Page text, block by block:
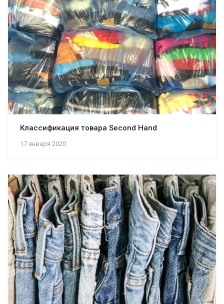
17 января 2020
Классификация товара Second Hand